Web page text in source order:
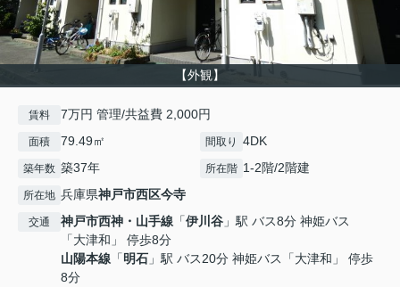
【外観】
賃料 7万円 管理/共益費 2,000円
面積 79.49㎡ 間取り 4DK
築年数 築37年 所在階 1-2階/2階建
所在地 兵庫県神戸市西区今寺
交通 神戸市西神・山手線 「伊川谷 」駅 バス8分 神姫バス
「大津和」 停歩8分
山陽本線 「明石 」駅 バス20分 神姫バス「大津和」 停歩
8分